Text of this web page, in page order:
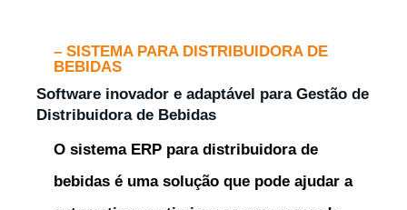
– SISTEMA PARA DISTRIBUIDORA DE
BEBIDAS
Software inovador e adaptável para Gestão de
Distribuidora de Bebidas
O sistema ERP para distribuidora de
bebidas é uma solução que pode ajudar a